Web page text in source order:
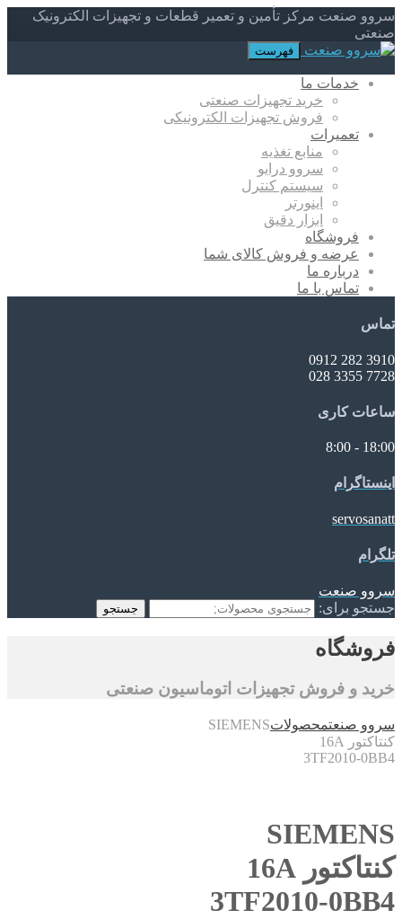
سروو صنعت مرکز تأمین و تعمیر قطعات و تجهیزات الکترونیک
صنعتی
فهرست
خدمات ما
خرید تجهیزات صنعتی
فروش تجهیزات الکترونیکی
تعمیرات
منابع تغذیه
سروو درایو
سیستم کنترل
اینورتر
ابزار دقیق
فروشگاه
عرضه و فروش کالای شما
درباره ما
تماس با ما
تماس
3910 282 0912
7728 3355 028
ساعات کاری
18:00 - 8:00
اینستاگرام
servosanatt
تلگرام
سروو صنعت
جستجو برای:
جستجو
فروشگاه
خرید و فروش تجهیزات اتوماسیون صنعتی
سروو صنعتمحصولاتSIEMENS
کنتاکتور 16A
3TF2010-0BB4
SIEMENS
کنتاکتور 16A
3TF2010-0BB4